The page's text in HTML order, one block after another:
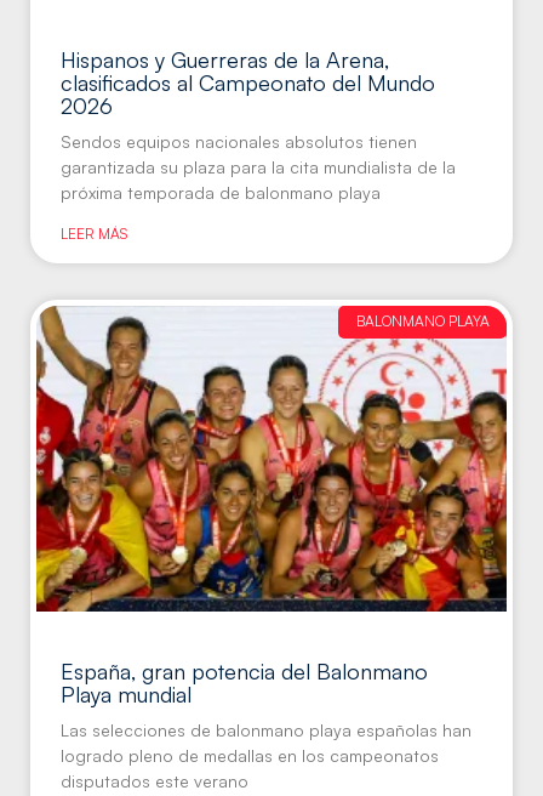
Hispanos y Guerreras de la Arena,
clasificados al Campeonato del Mundo
2026
Sendos equipos nacionales absolutos tienen
garantizada su plaza para la cita mundialista de la
próxima temporada de balonmano playa
LEER MÁS
BALONMANO PLAYA
España, gran potencia del Balonmano
Playa mundial
Las selecciones de balonmano playa españolas han
logrado pleno de medallas en los campeonatos
disputados este verano